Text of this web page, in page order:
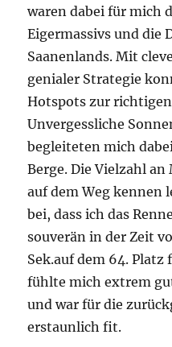
bei, dass ich das
souverän in der Zeit
Sek.auf dem 64.
fühlte mich extrem
und war für die
erstaunlich fit.
Die einzigartige Reise
und wird mir immer in
war ein weiterer
Trailrunning
Trailrunning